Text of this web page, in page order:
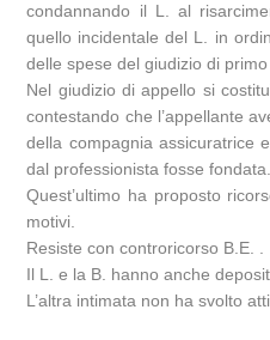
condannando il L. al
quello incidentale del L. in
delle spese del giudizio di primo
Nel giudizio di appello si
contestando che l’appellante
della compagnia assicuratrice
dal professionista fosse fondata.
Quest’ultimo ha proposto
motivi.
Resiste con controricorso B.E. .
Il L. e la B. hanno anche
L’altra intimata non ha svolto